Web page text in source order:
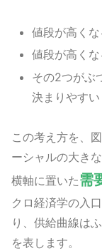
値段が高く
値段が高く
その2つがぶ
決まりやすい
この考え方を、
ーシャルの大き
横軸に置いた需
クロ経済学の入
り、供給曲線は
を表します。